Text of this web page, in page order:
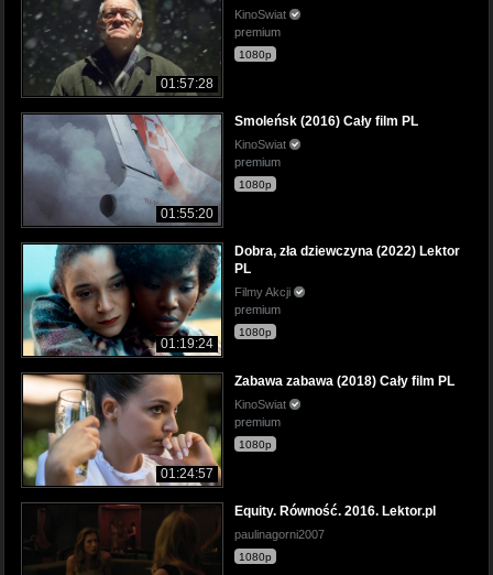
01:57:28
KinoSwiat
premium
1080p
01:55:20
Smoleńsk (2016) Cały film PL
KinoSwiat
premium
1080p
01:19:24
Dobra, zła dziewczyna (2022) Lektor
PL
Filmy Akcji
premium
1080p
01:24:57
Zabawa zabawa (2018) Cały film PL
KinoSwiat
premium
1080p
Equity. Równość. 2016. Lektor.pl
paulinagorni2007
1080p